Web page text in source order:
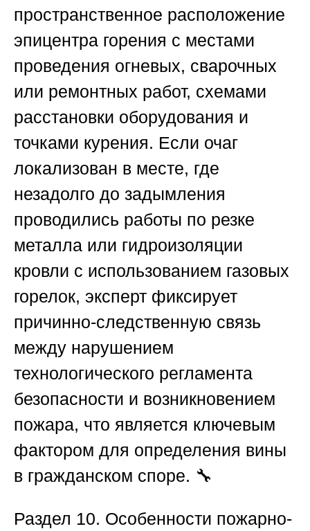
пространственное расположение
эпицентра горения с местами
проведения огневых, сварочных
или ремонтных работ, схемами
расстановки оборудования и
точками курения. Если очаг
локализован в месте, где
незадолго до задымления
проводились работы по резке
металла или гидроизоляции
кровли с использованием газовых
горелок, эксперт фиксирует
причинно-следственную связь
между нарушением
технологического регламента
безопасности и возникновением
пожара, что является ключевым
фактором для определения вины
в гражданском споре. 🔧
Раздел 10. Особенности пожарно-